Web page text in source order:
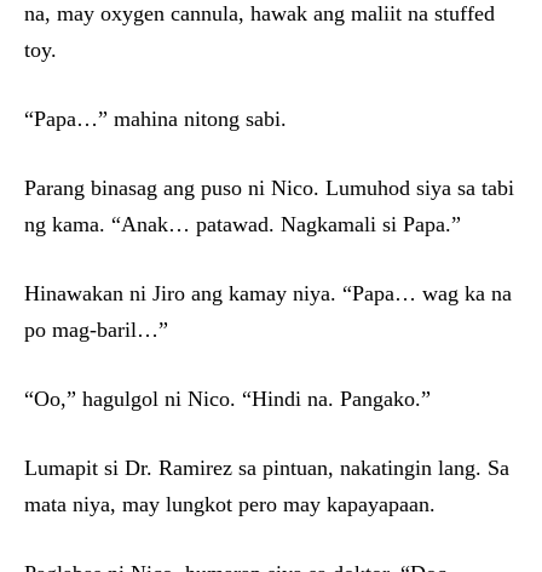
na, may oxygen cannula, hawak ang maliit na stuffed
toy.
“Papa…” mahina nitong sabi.
Parang binasag ang puso ni Nico. Lumuhod siya sa tabi
ng kama. “Anak… patawad. Nagkamali si Papa.”
Hinawakan ni Jiro ang kamay niya. “Papa… wag ka na
po mag-baril…”
“Oo,” hagulgol ni Nico. “Hindi na. Pangako.”
Lumapit si Dr. Ramirez sa pintuan, nakatingin lang. Sa
mata niya, may lungkot pero may kapayapaan.